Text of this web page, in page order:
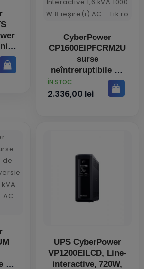
CyberPower
CP1600EIPFCRM2U
surse
neîntreruptibile de
curent (UPS) Line-
Interactive 1,6 kVA
PRET
ÎN STOC
2.336,00 lei
de
UPS CyberPower
VP1200EILCD, Line-
interactive, 720W,